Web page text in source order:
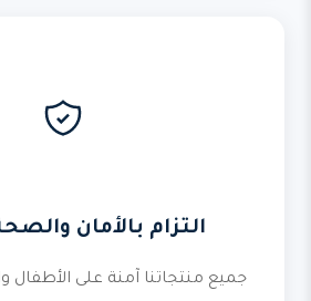
التزام بالأمان
جميع منتجاتنا آمنة على الأطفال